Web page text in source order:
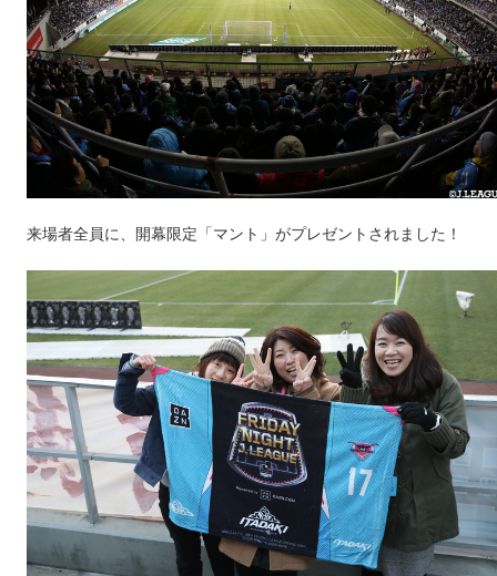
来場者全員に、開幕限定「マント」がプレゼントされました！